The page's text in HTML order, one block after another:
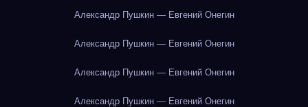
Александр Пушкин — Евгений Онегин
Александр Пушкин — Евгений Онегин
Александр Пушкин — Евгений Онегин
Александр Пушкин — Евгений Онегин